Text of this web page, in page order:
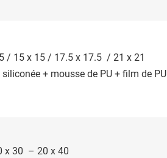
/ 15 x 15 / 17.5 x 17.5 / 21 x 21
+ mousse de PU + film de PU
x 30 – 20 x 40